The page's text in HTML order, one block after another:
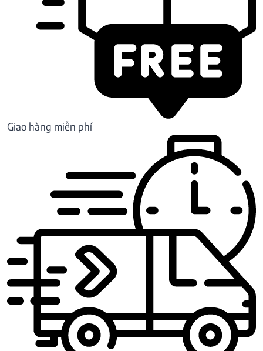
Giao hàng miễn phí